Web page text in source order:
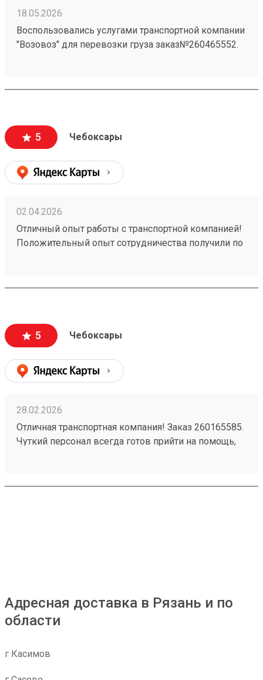
18.05.2026
Воспользовались услугами транспортной компании
"Возовоз" для перевозки груза заказ№260465552.
доставлен точно в оговоренные сроки.
5 Чебоксары
02.04.2026
Отличный опыт работы с транспортной компанией!
Положительный опыт сотрудничества получили по
качеством предоставляемых услуг. Рекомендуем
сервис.
5 Чебоксары
28.02.2026
Отличная транспортная компания! Заказ 260165585.
Чуткий персонал всегда готов прийти на помощь,
довольна качеством услуг, рекомендую всем,
Адресная доставка в Рязань и по
области
г Касимов